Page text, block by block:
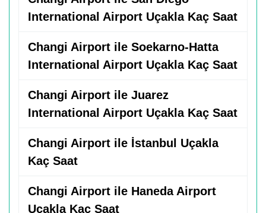
International Airport Uçakla Kaç Saat
Changi Airport ile Soekarno-Hatta
International Airport Uçakla Kaç Saat
Changi Airport ile Juarez
International Airport Uçakla Kaç Saat
Changi Airport ile İstanbul Uçakla
Kaç Saat
Changi Airport ile Haneda Airport
Uçakla Kaç Saat